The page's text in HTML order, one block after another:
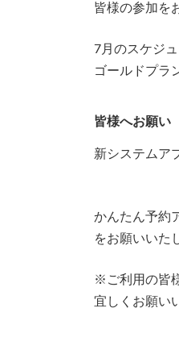
皆様の参加を
7月のスケジ
ゴールドプラ
皆様へお願い
新システムア
かんたん予約
をお願いいた
※ご利用の皆
宜しくお願い